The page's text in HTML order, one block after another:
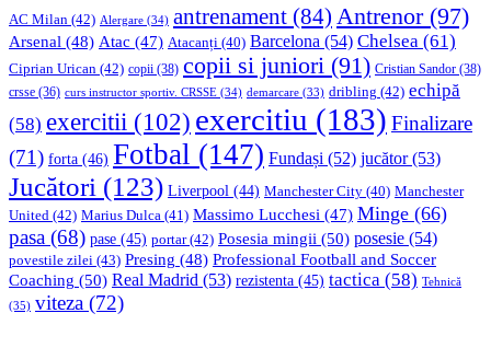
AC Milan (42) Alergare (34) antrenament (84) Antrenor(97)
Arsenal (48) Atac (47) Atacanți (40) Barcelona (54) Chelsea (61)
Ciprian Urican (42) copii (38) copii si juniori (91) Cristian Sandor (38)
crsse (36) curs instructor sportiv. CRSSE (34) demarcare (33) dribling (42) echipă
(58) exercitii (102) exercitiu (183) Finalizare
(71) forta (46) Fotbal (147) Fundași (52) jucător(53)
Jucători (123) Liverpool (44) Manchester City (40) Manchester
United (42) Marius Dulca (41) Massimo Lucchesi (47) Minge (66)
pasa (68) pase (45) portar(42) Posesia mingii (50) posesie (54)
povestile zilei (43) Presing (48) Professional Football and Soccer
Coaching (50) Real Madrid (53) rezistenta (45) tactica (58) Tehnică
(35) viteza (72)